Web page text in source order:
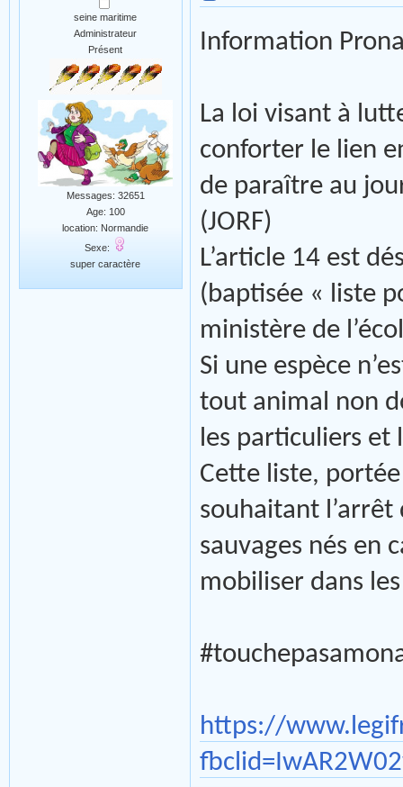
seine maritime
Administrateur
Présent
Messages: 32651
Age: 100
location: Normandie
Sexe:
super caractère
Information
La loi visant à
conforter le lien
de paraître au
(JORF)
L’article 14 est
(baptisée « liste
ministère de
Si une espèce
tout animal non
les particuliers et
Cette liste,
souhaitant l’arrêt
sauvages nés en
mobiliser dans
https://